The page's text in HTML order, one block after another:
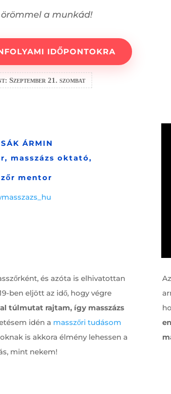
a munkád!
IDŐPONTOKRA
Szeptember 21. szombat
ÁRMIN
masszázs oktató,
mentor
és azóta is elhivatottan
ben eljött az idő, hogy végre
túlmutat rajtam, így masszázs
idén a masszőri tudásom
is akkora élmény lehessen a
mint nekem!